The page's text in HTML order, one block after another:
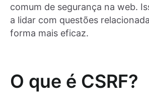
comum de segurança na web.
a lidar com questões
forma mais eficaz.
O que é CSRF?